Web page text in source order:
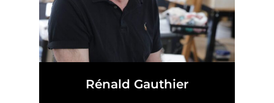
Rénald Gauthier